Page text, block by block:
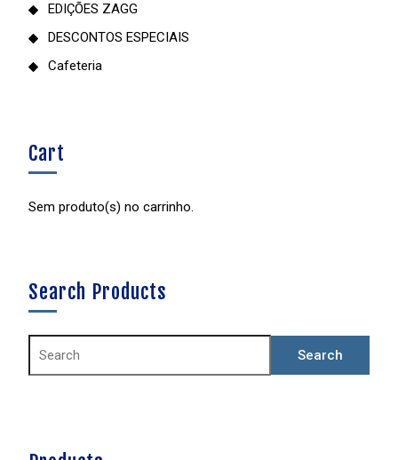
EDIÇÕES ZAGG
DESCONTOS ESPECIAIS
Cafeteria
Cart
Sem produto(s) no carrinho.
Search Products